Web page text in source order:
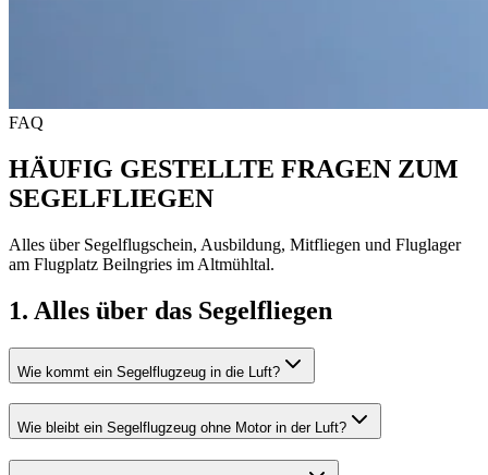
FAQ
HÄUFIG GESTELLTE FRAGEN ZUM
SEGELFLIEGEN
Alles über Segelflugschein, Ausbildung, Mitfliegen und Fluglager
am Flugplatz Beilngries im Altmühltal.
1. Alles über das Segelfliegen
Wie kommt ein Segelflugzeug in die Luft?
Wie bleibt ein Segelflugzeug ohne Motor in der Luft?